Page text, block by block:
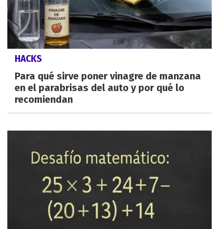
HACKS
Para qué sirve poner vinagre de manzana
en el parabrisas del auto y por qué lo
recomiendan